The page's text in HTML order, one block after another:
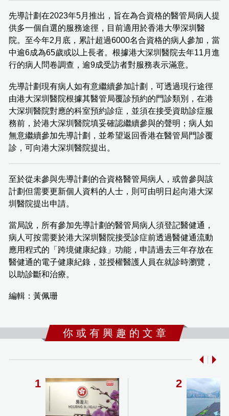
先導計劃在2023年5月推出，旨在為合資格的醫管局病人提
供多一個自選的服務途徑，目前適用於香港大學深圳醫
院。至今年2月底，累計超過6000名合資格的病人參加，當
中逾6成為65歲或以上長者。根據港大深圳醫院去年11月進
行的病人問卷調查，逾9成受訪者對服務表示滿意。
先導計劃現有病人如有意繼續參加計劃，可透過現行途徑
由港大深圳醫院根據其醫管局覆診預約的門診類別，在港
大深圳醫院對應的科室預約診症，並須在接受資助診症服
務前，於港大深圳醫院填妥確認繼續參與的聲明；病人如
無意繼續參加先導計劃，並希望返回香港在醫管局門診覆
診，可向港大深圳醫院提出。
至於從未參與先導計劃的合資格醫管局病人，或曾參與該
計劃但需要更新個人資料的人士，則可由明日起向港大深
圳醫院提出申請。
當局說，所有參加先導計劃的醫管局病人須登記醫健通，
病人可按需要於港大深圳醫院接受診症前透過醫健通流動
應用程式的「跨境健康紀錄」功能，申請過去三年存放在
醫健通的電子健康紀錄，並授權醫護人員在就診時瀏覽，
以助診斷和治療。
編輯：黃佩珊
你 或 有 興 趣 的 文 章